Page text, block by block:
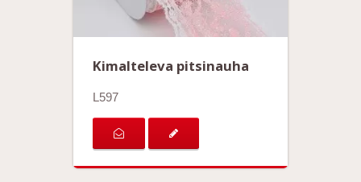
Kimalteleva pitsinauha
L597